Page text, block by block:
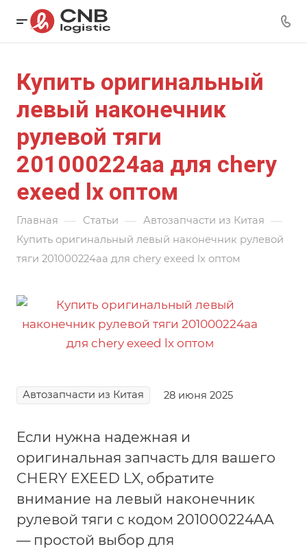
Купить оригинальный
левый наконечник
рулевой тяги
201000224aa для chery
exeed lx оптом
Главная — Статьи — Автозапчасти из Китая —
Купить оригинальный левый наконечник рулевой
тяги 201000224aa для chery exeed lx оптом
Автозапчасти из Китая 28 июня 2025
Если нужна надежная и
оригинальная запчасть для вашего
CHERY EXEED LX, обратите
внимание на левый наконечник
рулевой тяги с кодом 201000224AA
— простой выбор для